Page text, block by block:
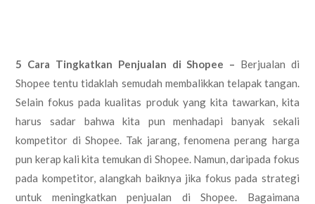
5 Cara Tingkatkan Penjualan di Shopee – Berjualan di
Shopee tentu tidaklah semudah membalikkan telapak tangan.
Selain fokus pada kualitas produk yang kita tawarkan, kita
harus sadar bahwa kita pun menhadapi banyak sekali
kompetitor di Shopee. Tak jarang, fenomena perang harga
pun kerap kali kita temukan di Shopee. Namun, daripada fokus
pada kompetitor, alangkah baiknya jika fokus pada strategi
untuk meningkatkan penjualan di Shopee. Bagaimana